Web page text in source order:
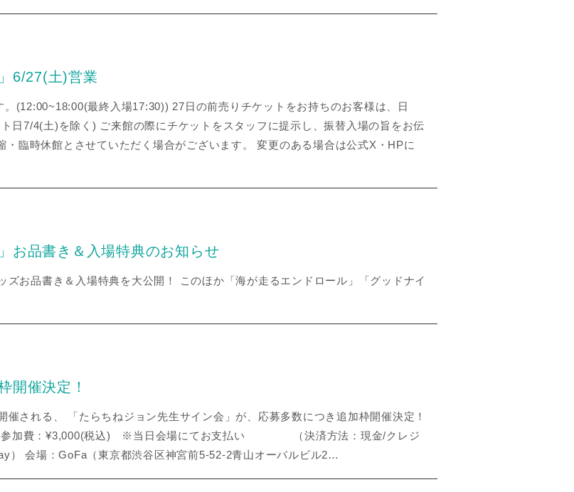
6/27(土)営業
(12:00~18:00(最終入場17:30)) 27日の前売りチケットをお持ちのお客様は、日
日7/4(土)を除く) ご来館の際にチケットをスタッフに提示し、振替入場の旨をお伝
臨時休館とさせていただく場合がございます。 変更のある場合は公式X・HPに
お品書き＆入場特典のお知らせ
ズお品書き＆入場特典を大公開！ このほか「海が走るエンドロール」「グッドナイ
開催決定！
催される、 「たらちねジョン先生サイン会」が、応募多数につき追加枠開催決定！
参加費：¥3,000(税込) ※当日会場にてお支払い （決済方法：現金/クレジ
） 会場：GoFa（東京都渋谷区神宮前5-52-2青山オーバルビル2…